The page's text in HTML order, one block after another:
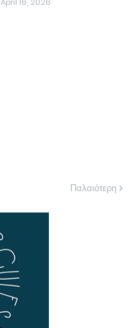
April 16, 2026
Παλαιότερη